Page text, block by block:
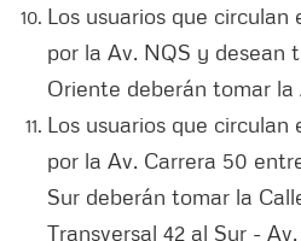
Los usuarios que
por la Av. NQS y desean
Oriente deberán tomar la
Los usuarios que
por la Av. Carrera 50
Sur deberán tomar la
Transversal 42 al Sur -